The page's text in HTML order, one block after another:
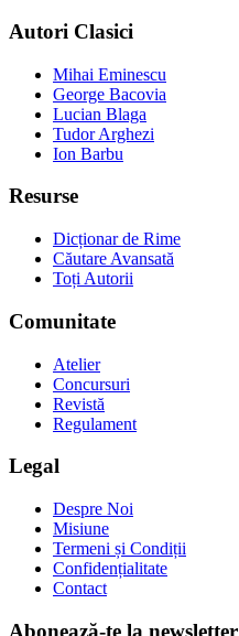
Autori Clasici
Mihai Eminescu
George Bacovia
Lucian Blaga
Tudor Arghezi
Ion Barbu
Resurse
Dicționar de Rime
Căutare Avansată
Toți Autorii
Comunitate
Atelier
Concursuri
Revistă
Regulament
Legal
Despre Noi
Misiune
Termeni și Condiții
Confidențialitate
Contact
Abonează-te la newsletter